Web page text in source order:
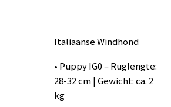
Italiaanse Windhond
• Puppy IG0 – Ruglengte:
28-32 cm | Gewicht: ca. 2
kg